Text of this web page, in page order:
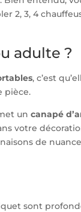
2, 3, 4
adulte ?
, c’est
pièce.
uncanapé
votre
de
sont